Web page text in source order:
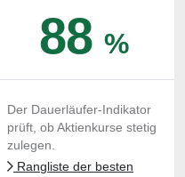
88%
Der Dauerläufer-Indikator
prüft, ob Aktienkurse stetig
zulegen.
Rangliste der besten